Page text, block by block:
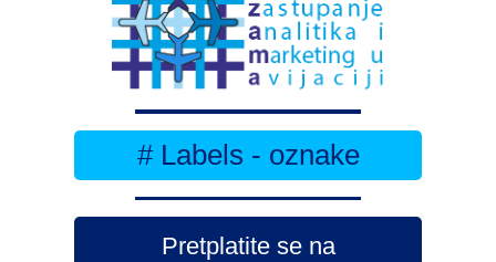
# Labels - oznake
Pretplatite se na